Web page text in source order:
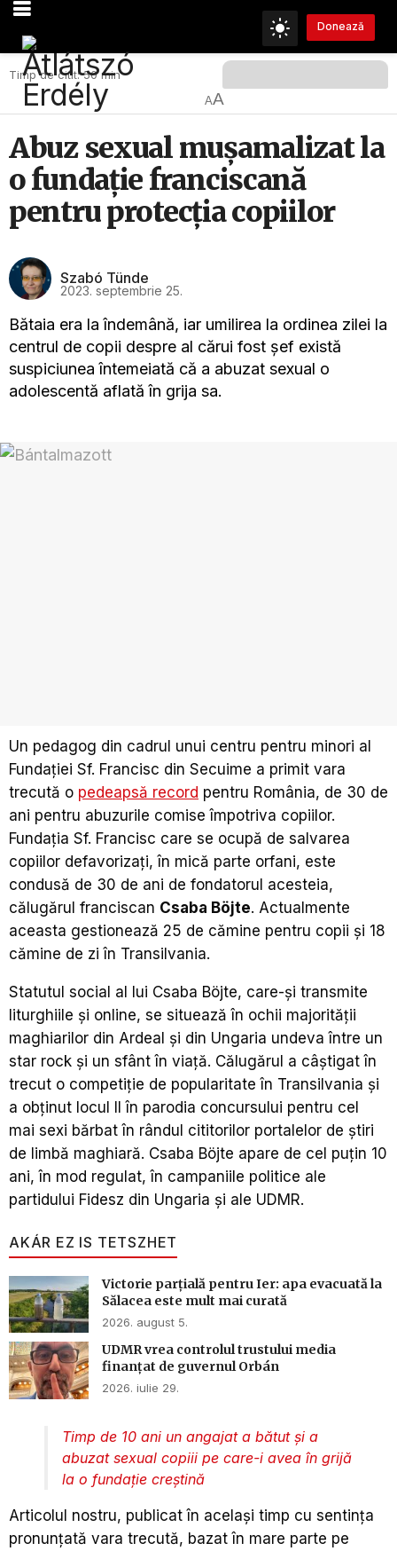
Donează
Timp de citit: 50 min
AA
Abuz sexual mușamalizat la
o fundație franciscană
pentru protecția copiilor
Szabó Tünde
2023. septembrie 25.
Bătaia era la îndemână, iar umilirea la ordinea zilei la
centrul de copii despre al cărui fost șef există
suspiciunea întemeiată că a abuzat sexual o
adolescentă aflată în grija sa.
Un pedagog din cadrul unui centru pentru minori al
Fundației Sf. Francisc din Secuime a primit vara
trecută o pedeapsă record pentru România, de 30 de
ani pentru abuzurile comise împotriva copiilor.
Fundația Sf. Francisc care se ocupă de salvarea
copiilor defavorizați, în mică parte orfani, este
condusă de 30 de ani de fondatorul acesteia,
călugărul franciscan Csaba Böjte. Actualmente
aceasta gestionează 25 de cămine pentru copii și 18
cămine de zi în Transilvania.
Statutul social al lui Csaba Böjte, care-și transmite
liturghiile și online, se situează în ochii majorității
maghiarilor din Ardeal și din Ungaria undeva între un
star rock și un sfânt în viață. Călugărul a câștigat în
trecut o competiție de popularitate în Transilvania și
a obținut locul II în parodia concursului pentru cel
mai sexi bărbat în rândul cititorilor portalelor de știri
de limbă maghiară. Csaba Böjte apare de cel puțin 10
ani, în mod regulat, în campaniile politice ale
partidului Fidesz din Ungaria și ale UDMR.
AKÁR EZ IS TETSZHET
Victorie parțială pentru Ier: apa evacuată la
Sălacea este mult mai curată
2026. august 5.
UDMR vrea controlul trustului media
finanțat de guvernul Orbán
2026. iulie 29.
Timp de 10 ani un angajat a bătut și a
abuzat sexual copiii pe care-i avea în grijă
la o fundație creștină
Articolul nostru, publicat în același timp cu sentința
pronunțată vara trecută, bazat în mare parte pe